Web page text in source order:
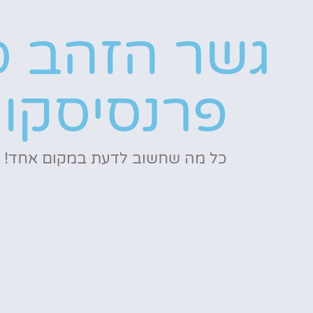
גשר הזהב
פרנסיסקו
כל מה שחשוב לדעת במקום אחד!